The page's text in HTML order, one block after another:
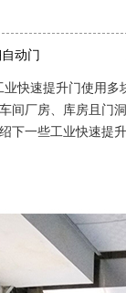
动门
业快速提升门使用
间厂房、库房且门
下一些工业快速提